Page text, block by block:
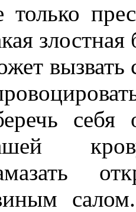
только
вызвать
себя